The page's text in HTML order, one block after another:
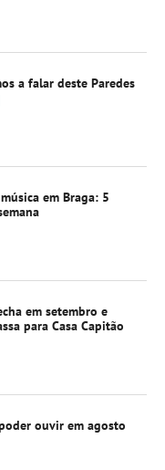
a falar deste Paredes
em Braga: 5
em setembro e
para Casa Capitão
ouvir em agosto